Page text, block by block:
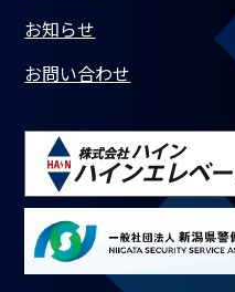
お知らせ
お問い合わせ